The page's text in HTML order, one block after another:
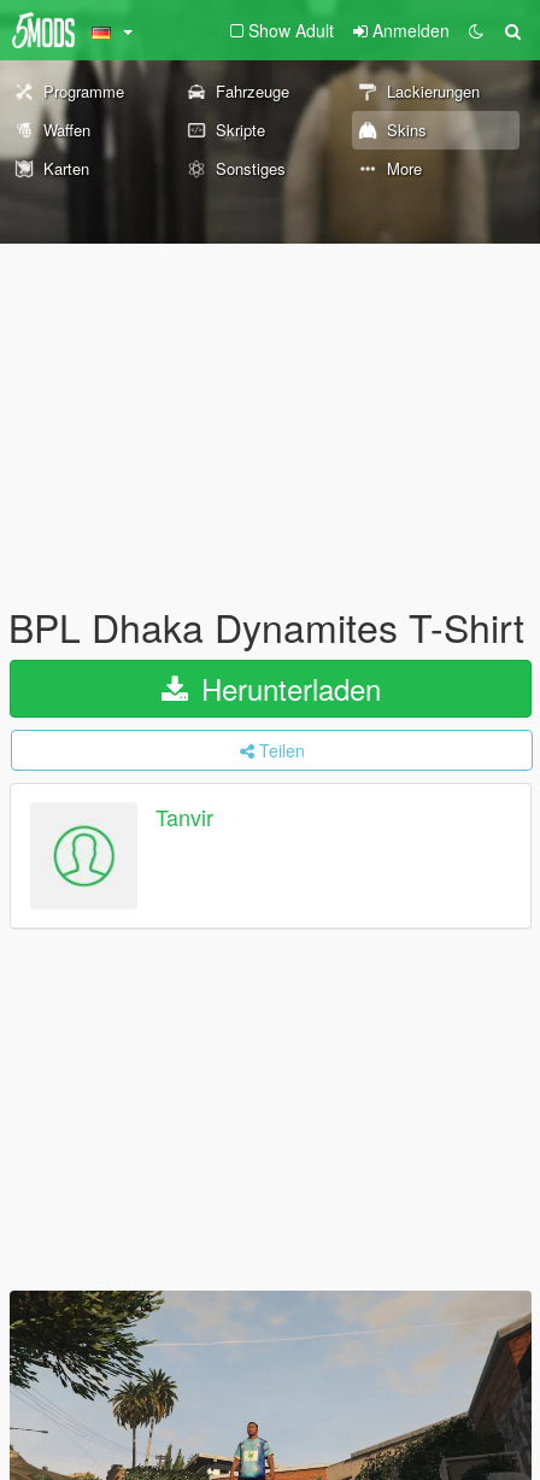
Show Adult Anmelden
Programme Fahrzeuge
Lackierungen
Waffen
Skripte
Skins
Karten
Sonstiges More
BPL Dhaka Dynamites T-Shirt
Herunterladen
Teilen
Tanvir